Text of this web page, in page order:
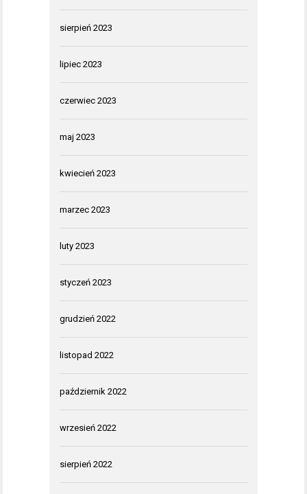
sierpień 2023
lipiec 2023
czerwiec 2023
maj 2023
kwiecień 2023
marzec 2023
luty 2023
styczeń 2023
grudzień 2022
listopad 2022
październik 2022
wrzesień 2022
sierpień 2022